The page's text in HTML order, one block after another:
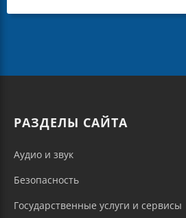
РАЗДЕЛЫ САЙТА
Аудио и звук
Безопасность
Государственные услуги и сервисы